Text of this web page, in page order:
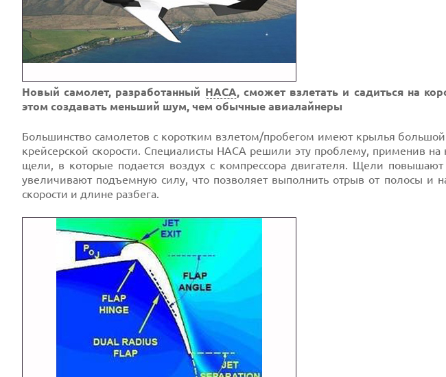
Новый самолет, разработанный НАСА, сможет взлетать и садиться на
этом создавать меньший шум, чем обычные авиалайнеры
Большинство самолетов с коротким взлетом/пробегом имеют крылья большой
крейсерской скорости. Специалисты НАСА решили эту проблему, применив
щели, в которые подается воздух с компрессора двигателя. Щели
увеличивают подъемную силу, что позволяет выполнить отрыв от полосы и
скорости и длине разбега.